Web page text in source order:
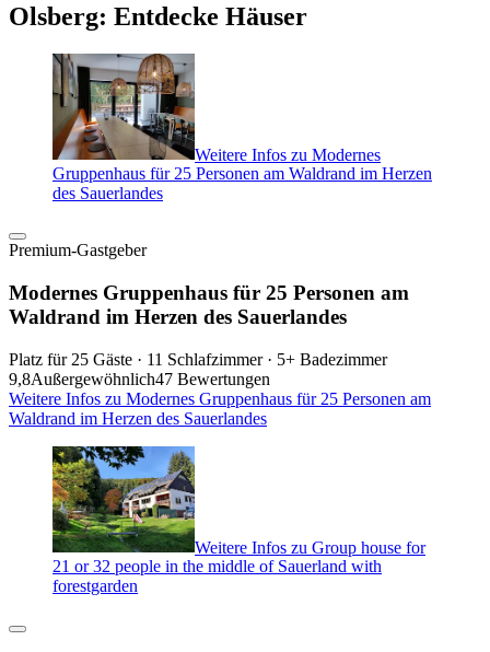
Olsberg: Entdecke Häuser
Weitere Infos zu Modernes
Gruppenhaus für 25 Personen am Waldrand im Herzen
des Sauerlandes
Premium-Gastgeber
Modernes Gruppenhaus für 25 Personen am
Waldrand im Herzen des Sauerlandes
Platz für 25 Gäste · 11 Schlafzimmer · 5+ Badezimmer
9,8Außergewöhnlich47 Bewertungen
Weitere Infos zu Modernes Gruppenhaus für 25 Personen am
Waldrand im Herzen des Sauerlandes
Weitere Infos zu Group house for
21 or 32 people in the middle of Sauerland with
forestgarden